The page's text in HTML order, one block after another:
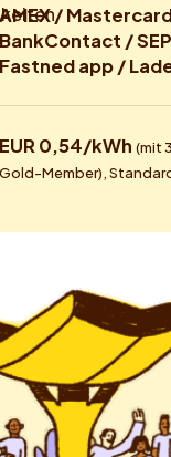
AMEX /
BankContact /
Fastned app /
EUR 0,54/kWh (mit
Gold-Member),